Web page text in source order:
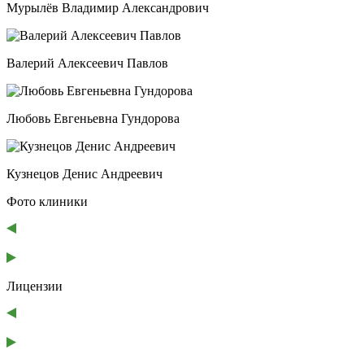
Мурылёв Владимир Александрович
Валерий Алексеевич Павлов
Любовь Евгеньевна Гундорова
Кузнецов Денис Андреевич
Фото клиники
Лицензии